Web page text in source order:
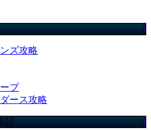
ズ攻略
プ
ース攻略
記